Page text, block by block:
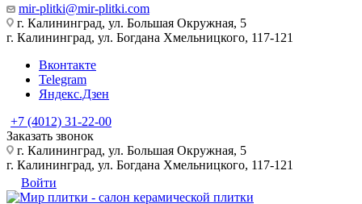
mir-plitki@mir-plitki.com
г. Калининград, ул. Большая Окружная, 5
г. Калининград, ул. Богдана Хмельницкого, 117-121
Вконтакте
Telegram
Яндекс.Дзен
+7 (4012) 31-22-00
Заказать звонок
г. Калининград, ул. Большая Окружная, 5
г. Калининград, ул. Богдана Хмельницкого, 117-121
Войти